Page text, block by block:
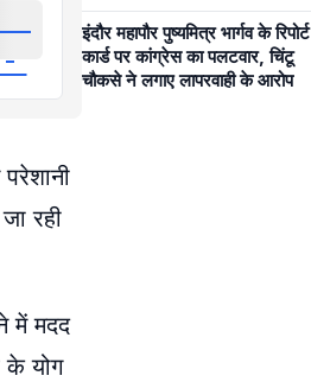
रही
में मदद
के योग
इंदौर महापौर पुष्यमित्र भार्गव के रिपोर्ट
कार्ड पर कांग्रेस का पलटवार, चिंटू
चौकसे ने लगाए लापरवाही के आरोप